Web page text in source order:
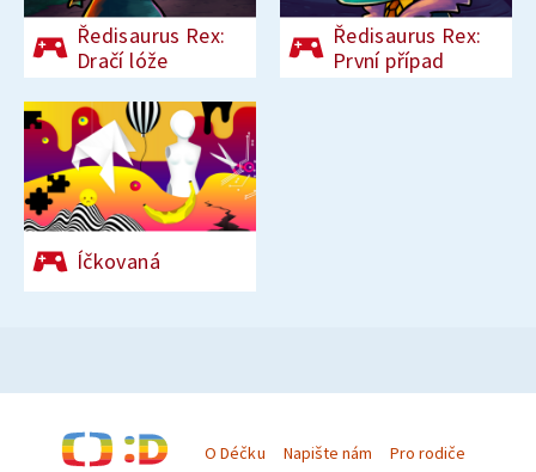
Ředisaurus Rex:
Dračí lóže
Ředisaurus Rex:
První případ
Íčkovaná
O Déčku Napište nám Pro rodiče